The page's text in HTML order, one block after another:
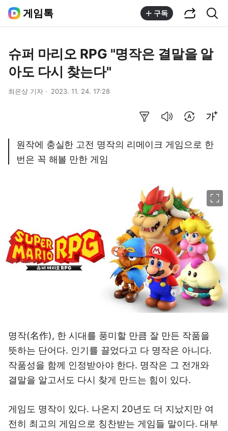
게임톡 구독
슈퍼 마리오 RPG "명작은 결말을 알
아도 다시 찾는다"
최은상 기자 2023. 11. 24. 17:28
원작에 충실한 고전 명작의 리메이크 게임으로 한
번은 꼭 해볼 만한 게임
명작(名作), 한 시대를 풍미할 만큼 잘 만든 작품을
뜻하는 단어다. 인기를 끌었다고 다 명작은 아니다.
작품성을 함께 인정받아야 한다. 명작은 그 전개와
결말을 알고서도 다시 찾게 만드는 힘이 있다.
게임도 명작이 있다. 나온지 20년도 더 지났지만 여
전히 최고의 게임으로 칭찬받는 게임들 말이다. 대부